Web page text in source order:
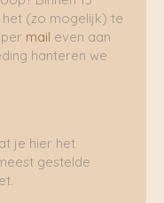
(zo mogelijk) te
mail even aan
hanteren we
je hier het
gestelde